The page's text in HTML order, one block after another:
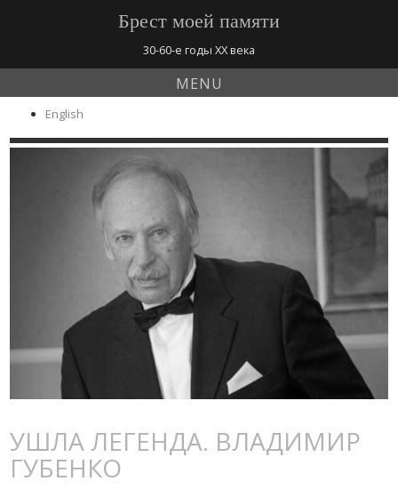
Брест моей памяти
30-60-е годы ХХ века
MENU
English
УШЛА ЛЕГЕНДА. ВЛАДИМИР
ГУБЕНКО